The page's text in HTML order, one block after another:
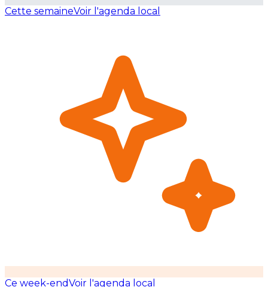
Cette semaineVoir l'agenda local
Ce week-endVoir l'agenda local